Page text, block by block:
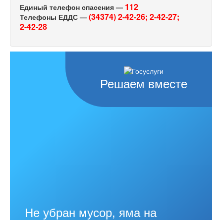
Единый телефон спасения — 112
Телефоны ЕДДС — (34374) 2-42-26; 2-42-27;
2-42-28
Решаем вместе
Не убран мусор, яма на